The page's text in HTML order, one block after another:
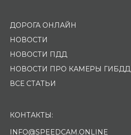
ДОРОГА ОНЛАЙН
НОВОСТИ
НОВОСТИ ПДД
НОВОСТИ ПРО КАМЕРЫ ГИБДД
ВСЕ СТАТЬИ
КОНТАКТЫ:
INFO@SPEEDCAM.ONLINE